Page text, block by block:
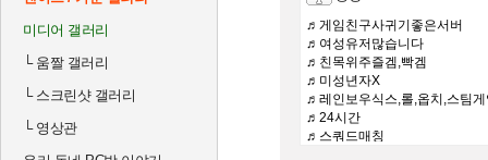
미디어 갤러리
└움짤 갤러리
└스크린샷 갤러리
└영상관
♬게임친구사귀기좋은서버
♬여성유저많습니다
♬친목위주즐겜,빡겜
♬미성년자X
♬레인보우식스,롤,옵치,스팀게
♬24시간
♬스쿼드매칭